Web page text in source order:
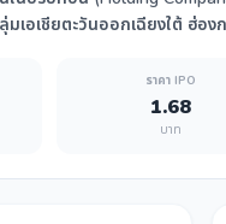
ลุ่มเอเชียตะวันออกเฉียงใต้ ฮ่
ราคา IPO
1.68
บาท